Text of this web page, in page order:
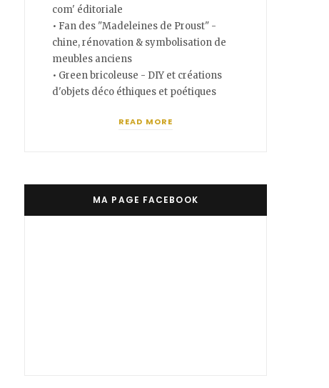
com' éditoriale
• Fan des "Madeleines de Proust" -
chine, rénovation & symbolisation de
meubles anciens
• Green bricoleuse - DIY et créations
d'objets déco éthiques et poétiques
READ MORE
MA PAGE FACEBOOK